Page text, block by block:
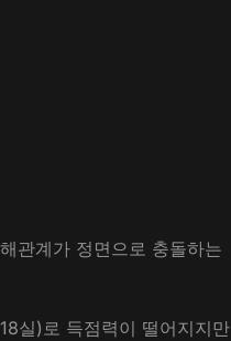
관계가 정면으로 충돌하는
실)로 득점력이 떨어지지만